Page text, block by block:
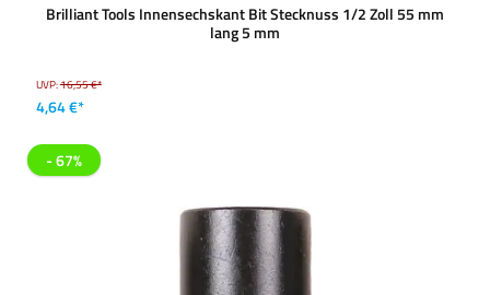
Brilliant Tools Innensechskant Bit Stecknuss 1/2 Zoll 55 mm
lang 5 mm
UVP:16,55 €*
4,64 €*
- 67%